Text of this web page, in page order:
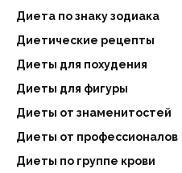
Диета по знаку зодиака
Диетические рецепты
Диеты для похудения
Диеты для фигуры
Диеты от знаменитостей
Диеты от профессионалов
Диеты по группе крови